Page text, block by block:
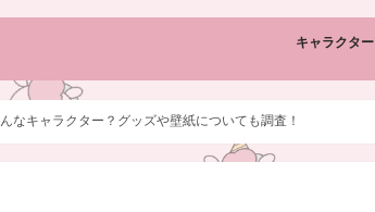
キャラクター
なキャラクター？グッズや壁紙についても調査！